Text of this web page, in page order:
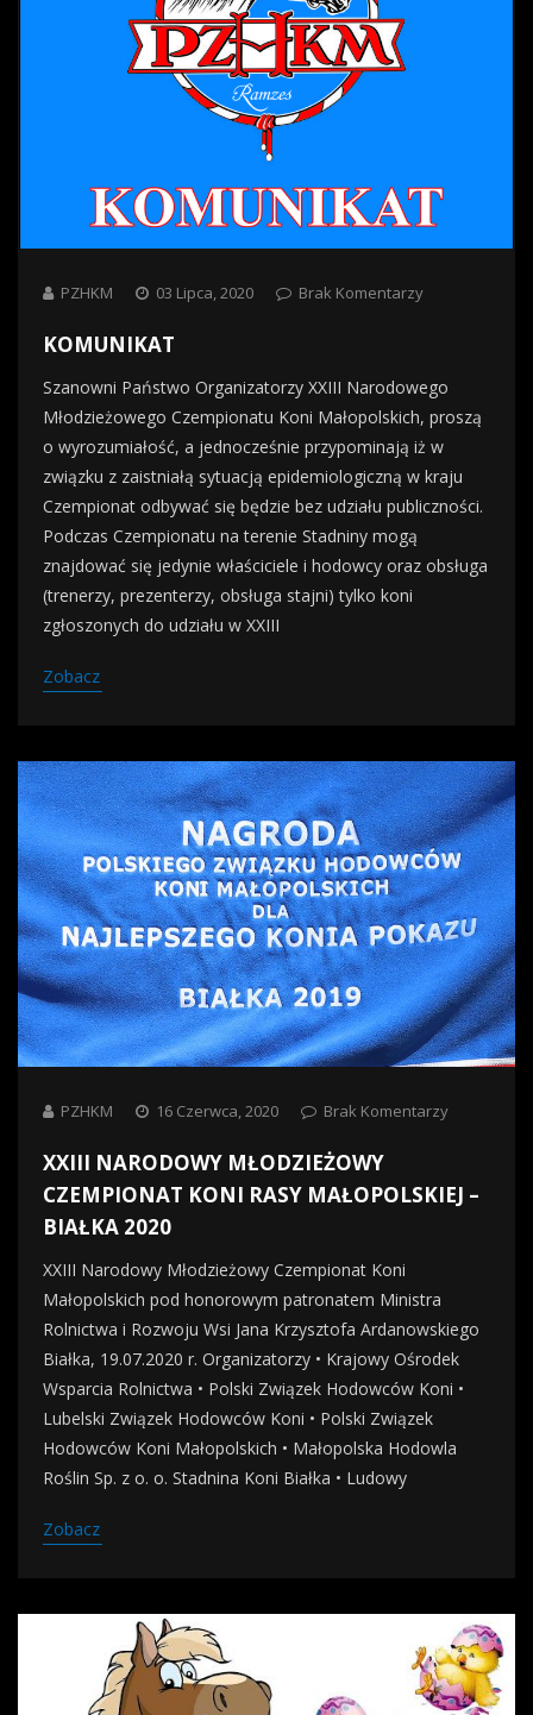
PZHKM 03 Lipca, 2020 Brak Komentarzy
KOMUNIKAT
Szanowni Państwo Organizatorzy XXIII Narodowego
Młodzieżowego Czempionatu Koni Małopolskich, proszą
o wyrozumiałość, a jednocześnie przypominają iż w
związku z zaistniałą sytuacją epidemiologiczną w kraju
Czempionat odbywać się będzie bez udziału publiczności.
Podczas Czempionatu na terenie Stadniny mogą
znajdować się jedynie właściciele i hodowcy oraz obsługa
(trenerzy, prezenterzy, obsługa stajni) tylko koni
zgłoszonych do udziału w XXIII
Zobacz
PZHKM 16 Czerwca, 2020 Brak Komentarzy
XXIII NARODOWY MŁODZIEŻOWY
CZEMPIONAT KONI RASY MAŁOPOLSKIEJ –
BIAŁKA 2020
XXIII Narodowy Młodzieżowy Czempionat Koni
Małopolskich pod honorowym patronatem Ministra
Rolnictwa i Rozwoju Wsi Jana Krzysztofa Ardanowskiego
Białka, 19.07.2020 r. Organizatorzy • Krajowy Ośrodek
Wsparcia Rolnictwa • Polski Związek Hodowców Koni •
Lubelski Związek Hodowców Koni • Polski Związek
Hodowców Koni Małopolskich • Małopolska Hodowla
Roślin Sp. z o. o. Stadnina Koni Białka • Ludowy
Zobacz